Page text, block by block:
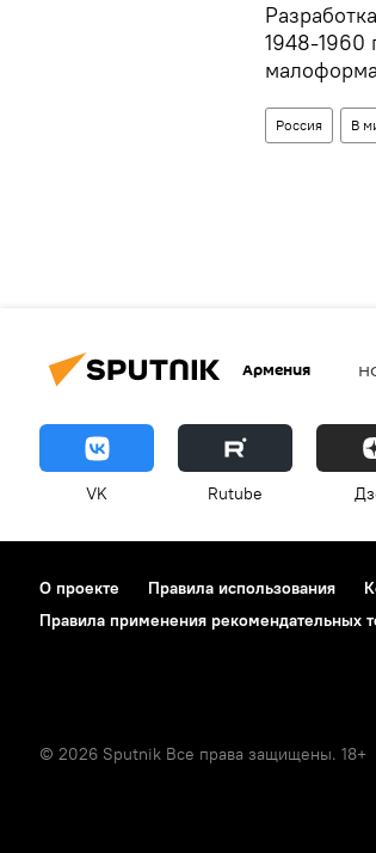
1948-1960
Россия В
Армения
VK Rutube
О проекте Правила использования
Правила применения рекомендательных
© 2026 Sputnik Все права защищены. 18+